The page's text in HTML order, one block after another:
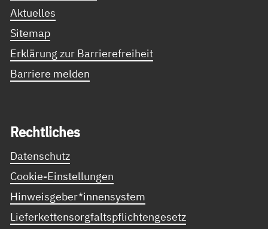
Aktuelles
Sitemap
Erklärung zur Barrierefreiheit
Barriere melden
Recht­li­ches
Datenschutz
Cookie-Einstellungen
Hinweisgeber*innensystem
Lieferkettensorgfaltspflichtengesetz